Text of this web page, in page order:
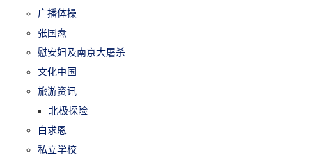
广播体操
张国焘
慰安妇及南京大屠杀
文化中国
旅游资讯
北极探险
白求恩
私立学校